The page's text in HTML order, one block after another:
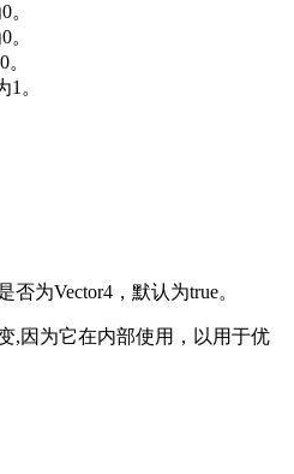
。
为Vector4，默认为true。
,因为它在内部使用，以用于优